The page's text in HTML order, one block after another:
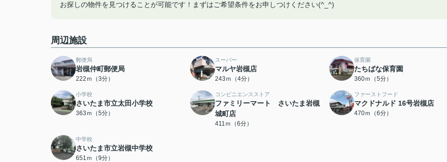
お探しの物件を見つけることが可能です！まずはご希望条件をお申しつけください(^_^)
周辺施設
郵便局
岩槻仲町郵便局
222ｍ（3分）
スーパー
マルヤ岩槻店
243ｍ（4分）
保育園
たちばな保育園
360ｍ（5分）
小学校
さいたま市立太田小学校
363ｍ（5分）
コンビニエンスストア
ファミリーマート さいたま岩槻
城町店
411ｍ（6分）
ファーストフード
マクドナルド 16号岩槻店
470ｍ（6分）
中学校
さいたま市立岩槻中学校
651ｍ（9分）